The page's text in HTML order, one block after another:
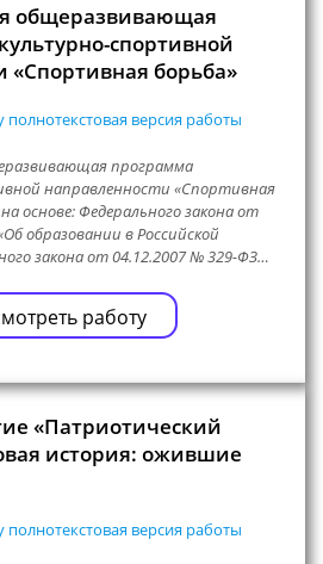
общеразвивающая
спортивной
«Спортивная борьба»
версия работы
программа
направленности «Спортивная
основе: Федерального закона от
образовании в Российской
закона от 04.12.2007 № 329-ФЗ…
работу
«Патриотический
история: ожившие
версия работы